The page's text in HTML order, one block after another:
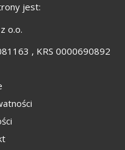
jest:
o.o.
, KRS 0000690892